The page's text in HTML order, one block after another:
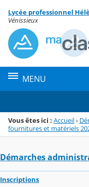
Menu de la rubrique
Contenu
Lycée professionnel
Vénissieux
MENU
Vous êtes ici : Accueil›
fournitures et matériels
Démarches
Inscriptions